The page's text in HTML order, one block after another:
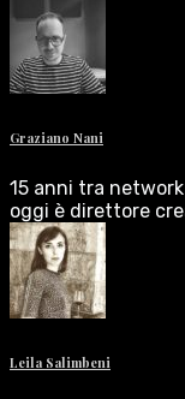
Graziano Nani
15 anni tra
oggi è direttore
Leila Salimbeni